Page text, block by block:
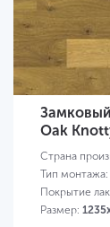
Oak
Страна
Тип монтажа:
Покрытие
Размер: